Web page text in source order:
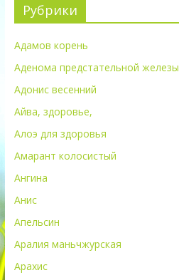
Рубрики
Адамов корень
Аденома предстательной железы
Адонис весенний
Айва, здоровье,
Алоэ для здоровья
Амарант колосистый
Ангина
Анис
Апельсин
Аралия маньчжурская
Арахис